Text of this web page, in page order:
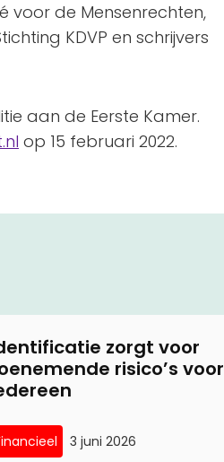
voor de Mensenrechten,
KDVP en schrijvers
aan de Eerste Kamer.
op 15 februari 2022.
zorgt voor
risico’s voor
3 juni 2026